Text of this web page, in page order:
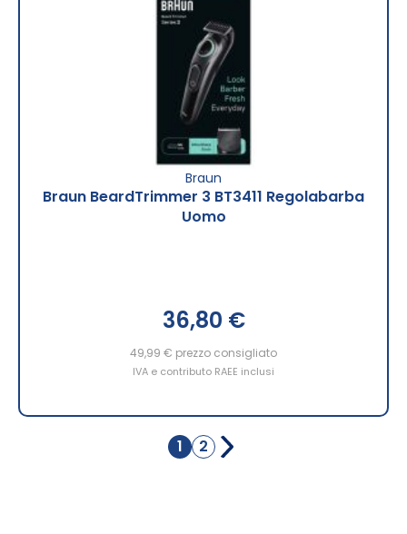
Braun
Braun BeardTrimmer 3 BT3411 Regolabarba
Uomo
36,80 €
49,99 € prezzo consigliato
IVA e contributo RAEE inclusi
Pagina
Attualmente
1 Pagina
2